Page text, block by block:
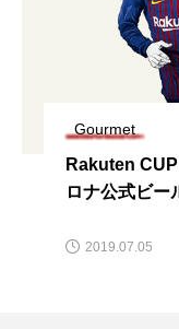
Gourmet
Rakuten
ロナ公式ビー
2019.07.05